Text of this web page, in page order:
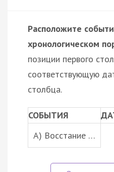
Расположите
хронологическом
позиции первого
соответствующую
столбца.
СОБЫТИЯ
A) Восстание …